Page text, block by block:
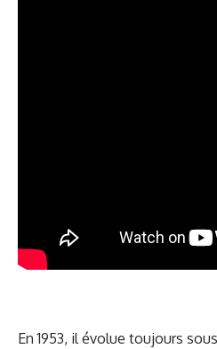
En 1953, il évolue toujours